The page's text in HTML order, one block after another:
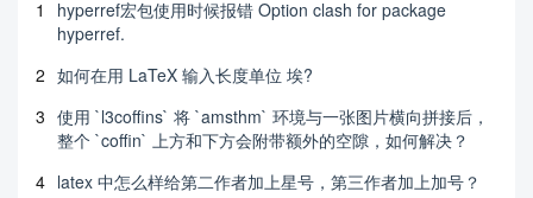
1
hyperref宏包使用时候报错 Option clash for package
hyperref.
2 如何在用 LaTeX 输入长度单位 埃?
3 使用 `l3coffins` 将 `amsthm` 环境与一张图片横向拼接后，
整个 `coffin` 上方和下方会附带额外的空隙，如何解决？
4 latex 中怎么样给第二作者加上星号，第三作者加上加号？